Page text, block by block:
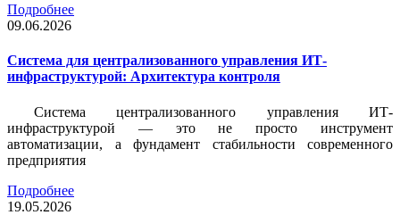
Подробнее
09.06.2026
Система для централизованного управления ИТ-
инфраструктурой: Архитектура контроля
Система централизованного управления ИТ-
инфраструктурой — это не просто инструмент
автоматизации, а фундамент стабильности современного
предприятия
Подробнее
19.05.2026